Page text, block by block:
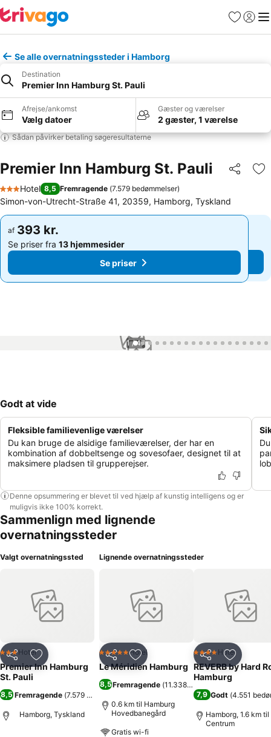
Favoritter
Log ind
Se alle overnatningssteder i Hamborg
Destination
Premier Inn Hamburg St. Pauli
Afrejse/ankomst
Vælg datoer
Gæster og værelser
2 gæster, 1 værelse
Sådan påvirker betaling søgeresultaterne
Premier Inn Hamburg St. Pauli Del
3 Stjerner
Hotel 8,5 Fremragende (7.579 bedømmelser)
Simon-von-Utrecht-Straße 41, 20359, Hamborg, Tyskland
af 393 kr.
Se priser fra 13 hjemmesider
Se priser
af 393 kr.
Se priser fra 13 hjemmesider
Se priser
1 / 47
Godt at vide
Fleksible familievenlige værelser
Du kan bruge de alsidige familieværelser, der har en
kombination af dobbeltsenge og sovesofaer, designet til at
maksimere pladsen til grupperejser.
Denne opsummering er blevet til ved hjælp af kunstig intelligens og er
muligvis ikke 100% korrekt.
Sammenlign med lignende
overnatningssteder
Valgt overnatningssted
Del Føj til favoritter
3 Stjerner
Hotel
Premier Inn Hamburg
St. Pauli
8,5 Fremragende (7.579 bedømmelser
Hamborg, Tyskland
Lignende overnatningssteder
Del Føj til favoritter
5 StjernerHotel
Le Méridien Hamburg
8,5Fremragende (11.338 bedømmelser
0.6 km til Hamburg
Hovedbanegård
Gratis wi-fi
Del Føj til
4 StjernerHotel
REVERB by Hard
Hamburg
7,9 Godt (4.551
Hamborg, 1.6 km til
Centrum